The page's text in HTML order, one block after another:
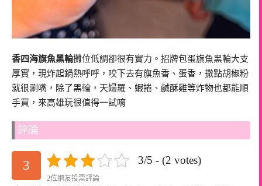
香四海旗魚黑輪攤位低調卻很有實力。招牌包蛋旗魚黑輪大支
厚實，現炸起鍋熱呼呼，咬下去有旗魚香、蛋香，撒點胡椒粉
就很涮嘴，除了黑輪，天婦羅、蝦捲、鹹酥雞等炸物也都能順
手買，來高雄玩很值得一試唷
評論
3 3/5 - (2 votes)
2位網友投票評論